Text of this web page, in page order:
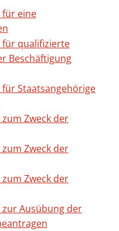
eine
qualifizierte
Beschäftigung
Staatsangehörige
Zweck der
Zweck der
Zweck der
Ausübung der